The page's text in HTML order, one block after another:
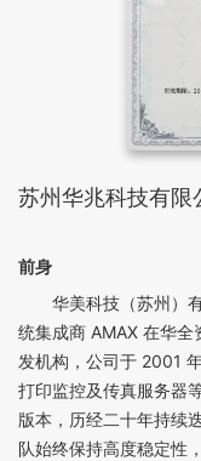
苏州华兆科技有限
前身
华美科技（苏州）
统集成商 AMAX 在华
发机构，公司于 2001
打印监控及传真服务器
版本，历经二十年持续
队始终保持高度稳定性